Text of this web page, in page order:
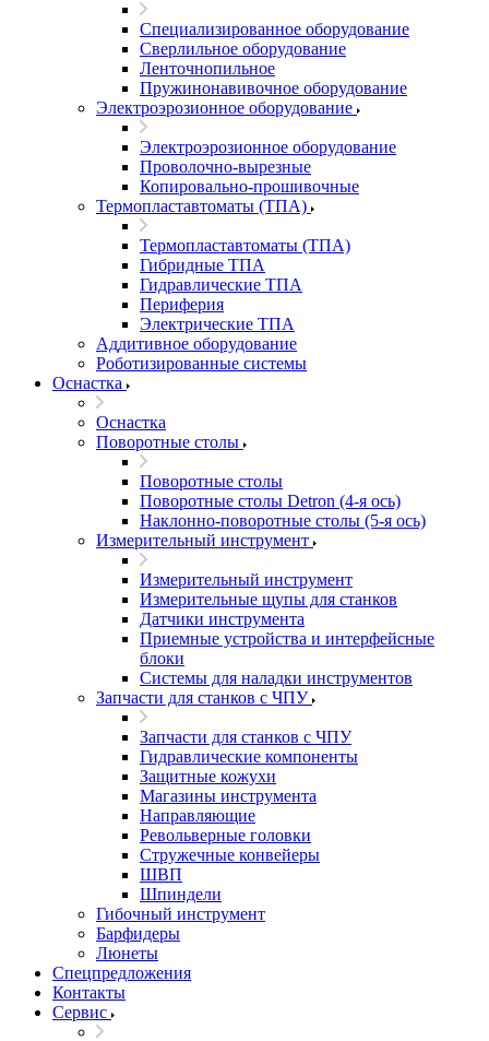
Специализированное оборудование
Сверлильное оборудование
Ленточнопильное
Пружинонавивочное оборудование
Электроэрозионное оборудование
Электроэрозионное оборудование
Проволочно-вырезные
Копировально-прошивочные
Термопластавтоматы (ТПА)
Термопластавтоматы (ТПА)
Гибридные ТПА
Гидравлические ТПА
Периферия
Электрические ТПА
Аддитивное оборудование
Роботизированные системы
Оснастка
Оснастка
Поворотные столы
Поворотные столы
Поворотные столы Detron (4-я ось)
Наклонно-поворотные столы (5-я ось)
Измерительный инструмент
Измерительный инструмент
Измерительные щупы для станков
Датчики инструмента
Приемные устройства и интерфейсные
блоки
Системы для наладки инструментов
Запчасти для станков с ЧПУ
Запчасти для станков с ЧПУ
Гидравлические компоненты
Защитные кожухи
Магазины инструмента
Направляющие
Револьверные головки
Стружечные конвейеры
ШВП
Шпиндели
Гибочный инструмент
Барфидеры
Люнеты
Спецпредложения
Контакты
Сервис